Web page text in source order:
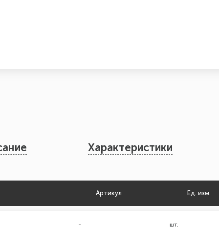
Характеристики
Артикул Ед. изм.
- шт.